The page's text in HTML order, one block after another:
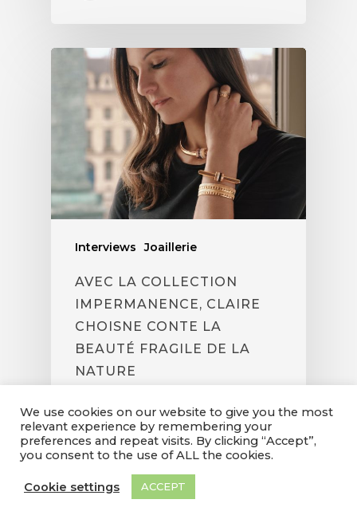
Interviews Joaillerie
AVEC LA COLLECTION
IMPERMANENCE, CLAIRE
CHOISNE CONTE LA
BEAUTÉ FRAGILE DE LA
NATURE
Isabelle Cerboneschi
24/12/2025
We use cookies on our website to give you the most
relevant experience by remembering your
preferences and repeat visits. By clicking “Accept”,
you consent to the use of ALL the cookies.
Cookie settings ACCEPT